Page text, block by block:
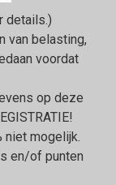
details.)
van belasting,
voordat
op deze
niet mogelijk.
en/of punten